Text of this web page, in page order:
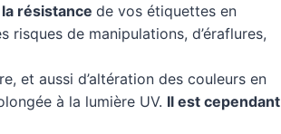
résistance de vos étiquettes en
risques de manipulations, d’éraflures,
et aussi d’altération des couleurs en
à la lumière UV. Il est cependant